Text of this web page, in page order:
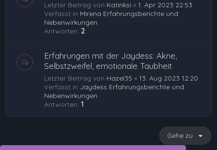
Letzter Beitrag von Katinksi « 1. Apr 2023 22:53
Verfasst in Mirena Erfahrungsberichte und
Nebenwirkungen
Antworten: 2
Erfahrungen mit der Jaydess: Akne,
Selbstzweifel, emotionale Taubheit
Letzter Beitrag von Hazel35 « 13. Aug 2023 12:20
Verfasst in Jaydess Erfahrungsberichte und
Nebenwirkungen
Antworten: 1
Gehe zu